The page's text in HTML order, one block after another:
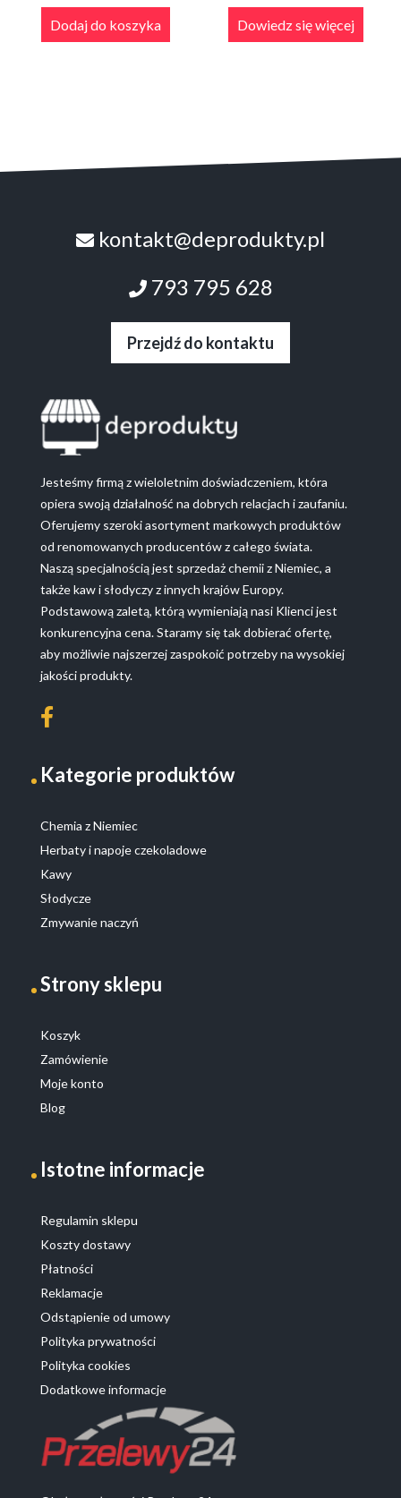
Dodaj do koszyka Dowiedz się więcej
kontakt@deprodukty.pl
793 795 628
Przejdź do kontaktu
Jesteśmy firmą z wieloletnim doświadczeniem, która
opiera swoją działalność na dobrych relacjach i zaufaniu.
Oferujemy szeroki asortyment markowych produktów
od renomowanych producentów z całego świata.
Naszą specjalnością jest sprzedaż chemii z Niemiec, a
także kaw i słodyczy z innych krajów Europy.
Podstawową zaletą, którą wymieniają nasi Klienci jest
konkurencyjna cena. Staramy się tak dobierać ofertę,
aby możliwie najszerzej zaspokoić potrzeby na wysokiej
jakości produkty.
Kategorie produktów
Chemia z Niemiec
Herbaty i napoje czekoladowe
Kawy
Słodycze
Zmywanie naczyń
Strony sklepu
Koszyk
Zamówienie
Moje konto
Blog
Istotne informacje
Regulamin sklepu
Koszty dostawy
Płatności
Reklamacje
Odstąpienie od umowy
Polityka prywatności
Polityka cookies
Dodatkowe informacje